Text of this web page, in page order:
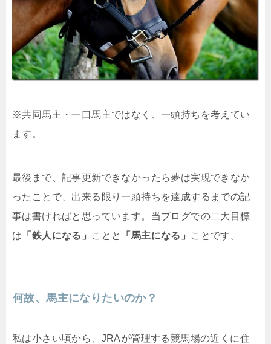
※共同馬主・一口馬主ではなく、一頭持ちを考えてい
ます。
最後まで、記事更新できなかったら夢は実現できなか
ったことで、出来る限り一頭持ちを達成するまでの記
事は書ければと思っています。当ブログでの二大目標
は 「鉄人になる」 ことと 「馬主になる」 ことです。
何故、馬主になりたいのか？
私は小さい頃から、JRAが管理する競馬場の近くに住